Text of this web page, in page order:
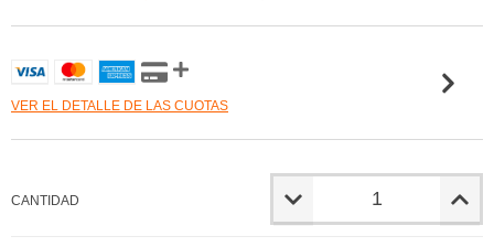
VER EL DETALLE DE LAS CUOTAS
CANTIDAD